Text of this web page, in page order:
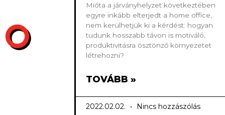
Mióta a járványhelyzet következtében
egyre inkább elterjedt a home office,
nem kerülhetjük ki a kérdést: hogyan
tudunk hosszabb távon is motiváló,
produktivitásra ösztönző környezetet
létrehozni?
TOVÁBB »
2022.02.02. Nincs hozzászólás